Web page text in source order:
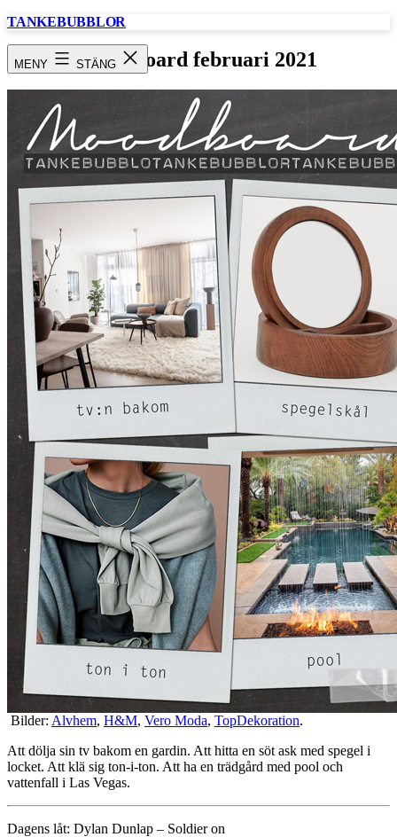
Hoppa
TANKEBUBBLOR
MENY STÄNG
Moodboard februari 2021
Bilder: Alvhem, H&M, Vero Moda, TopDekoration.
Att dölja sin tv bakom en gardin. Att hitta en söt ask med spegel i
locket. Att klä sig ton-i-ton. Att ha en trädgård med pool och
vattenfall i Las Vegas.
Dagens låt: Dylan Dunlap – Soldier on